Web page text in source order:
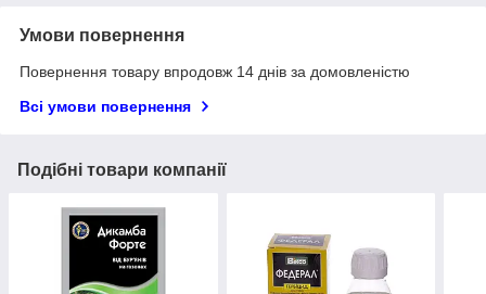
Умови повернення
Повернення товару впродовж 14 днів за домовленістю
Всі умови повернення
Подібні товари компанії